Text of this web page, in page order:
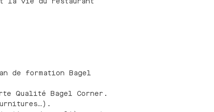
de formation Bagel
Qualité Bagel Corner.